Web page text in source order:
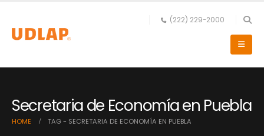
(222) 229-2000
Secretaria de Economía en Puebla
HOME TAG - SECRETARIA DE ECONOMÍA EN PUEBLA